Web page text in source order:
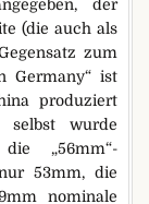
der
(die auch als
zum
Germany“ ist
produziert
selbst wurde
„56mm“-
53mm, die
nominale